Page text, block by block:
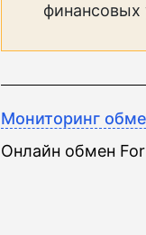
финансовых
Мониторинг
Онлайн обмен